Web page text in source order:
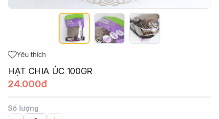
Yêu thích
HẠT CHIA ÚC 100GR
24.000đ
Số lượng